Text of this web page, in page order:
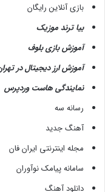
بازی آنلاین رایگان
بیا ترند موزیک
آموزش بازی بلوف
آموزش ارز دیجیتال در
نمایندگی هاست وردپرس
رسانه سه
آهنگ جدید
مجله اینترنتی ایران فان
سامانه پیامک نوآوران
دانلود آهنگ